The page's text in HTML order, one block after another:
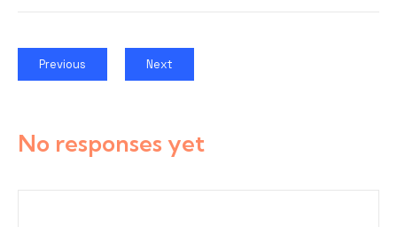
Previous Next
No responses yet